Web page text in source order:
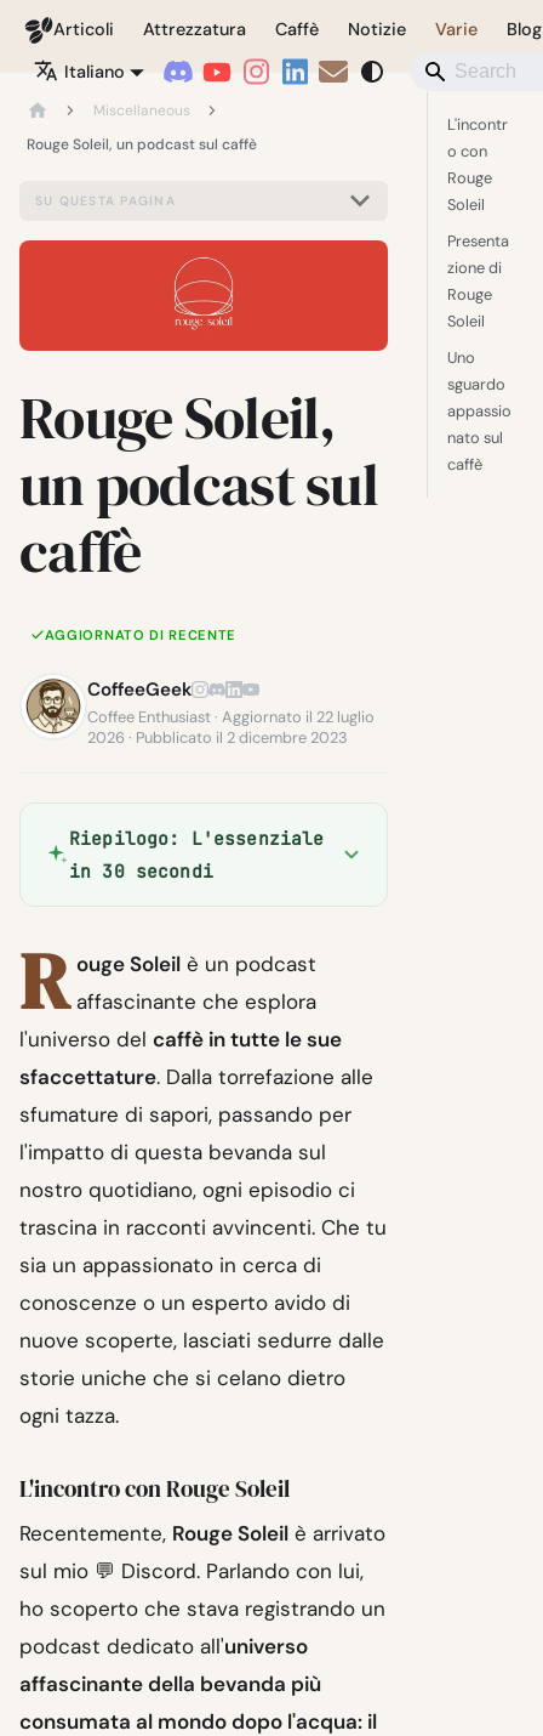
Coffeegeek
Articoli Attrezzatura Caffè Notizie Varie
Blog
Italiano
Miscellaneous
Rouge Soleil, un podcast sul caffè
SU QUESTA PAGINA
Rouge Soleil,
un podcast sul
caffè
AGGIORNATO DI RECENTE
CoffeeGeek
Coffee Enthusiast · Aggiornato il 22 luglio
2026 · Pubblicato il 2 dicembre 2023
Riepilogo: L'essenziale
in 30 secondi
R ouge Soleil è un podcast
affascinante che esplora
l'universo del caffè in tutte le sue
sfaccettature. Dalla torrefazione alle
sfumature di sapori, passando per
l'impatto di questa bevanda sul
nostro quotidiano, ogni episodio ci
trascina in racconti avvincenti. Che tu
sia un appassionato in cerca di
conoscenze o un esperto avido di
nuove scoperte, lasciati sedurre dalle
storie uniche che si celano dietro
ogni tazza.
L'incontro con Rouge Soleil
Recentemente, Rouge Soleil è arrivato
sul mio 💬 Discord. Parlando con lui,
ho scoperto che stava registrando un
podcast dedicato all'universo
affascinante della bevanda più
consumata al mondo dopo l'acqua: il
L'incontr
o con
Rouge
Soleil
Presenta
zione di
Rouge
Soleil
Uno
sguardo
appassio
nato sul
caffè